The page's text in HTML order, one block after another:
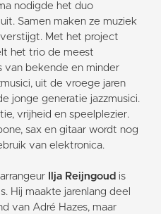
nodigde het duo
uit. Samen maken ze muziek
Met het project
het trio de meest
van bekende en minder
uit de vroege jaren
jonge generatie jazzmusici.
vrijheid en speelplezier.
sax en gitaar wordt nog
van elektronica.
Ilja Reijngoud is
Hij maakte jarenlang deel
van Adré Hazes, maar